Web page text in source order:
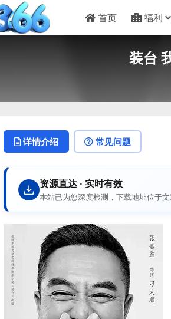
首页 福利
装台
详情介绍 常见问题
资源直达 · 实时有效
本站已为您深度检测，下载地址位于